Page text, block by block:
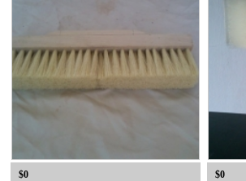
$0 $0